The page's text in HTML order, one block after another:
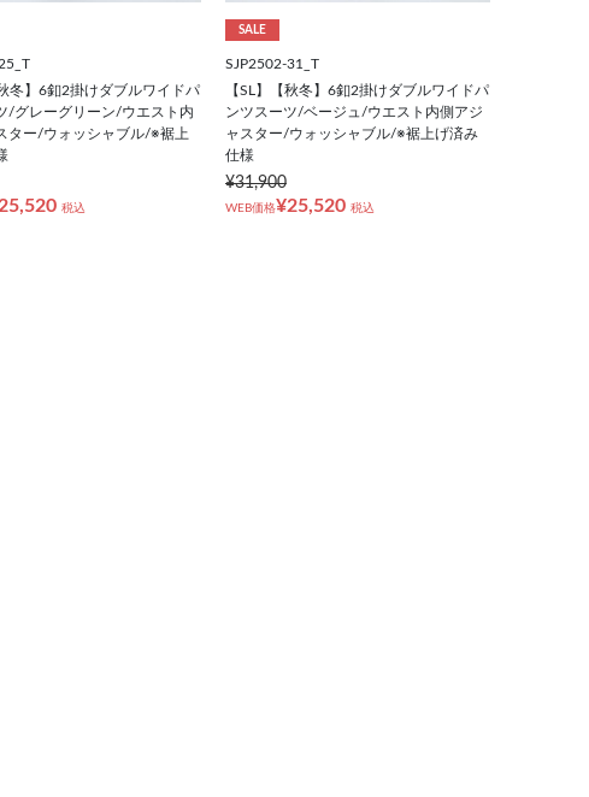
冬】6釦2掛けダブルワイドパ
/グレーグリーン/ウエスト内
ター/ウォッシャブル/※裾上
税込
SALE
SJP2502-31_T
【SL】【秋冬】6釦2掛けダブルワイドパ
ンツスーツ/ベージュ/ウエスト内側アジ
ャスター/ウォッシャブル/※裾上げ済み
仕様
¥31,900
WEB価格¥25,520 税込